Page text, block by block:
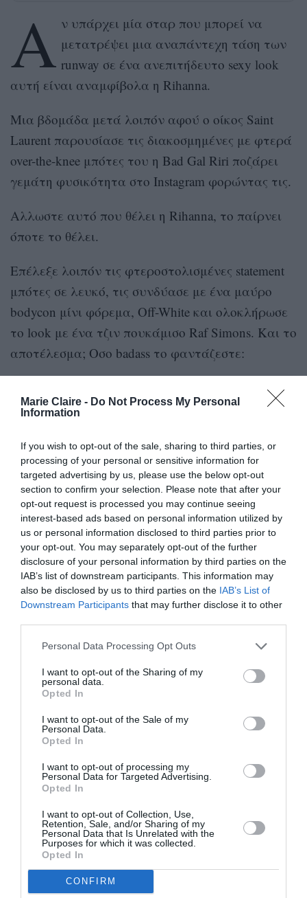
Marie Claire - Do Not Process My Personal
Information
If you wish to opt-out of the sale, sharing to third parties, or
processing of your personal or sensitive information for
targeted advertising by us, please use the below opt-out
section to confirm your selection. Please note that after your
opt-out request is processed you may continue seeing
interest-based ads based on personal information utilized by
us or personal information disclosed to third parties prior to
your opt-out. You may separately opt-out of the further
disclosure of your personal information by third parties on the
IAB’s list of downstream participants. This information may
also be disclosed by us to third parties on the IAB’s List of
Downstream Participants that may further disclose it to other
Personal Data Processing Opt Outs
I want to opt-out of the Sharing of my
personal data.
Opted In
I want to opt-out of the Sale of my
Personal Data.
Opted In
I want to opt-out of processing my
Personal Data for Targeted Advertising.
Opted In
I want to opt-out of Collection, Use,
Retention, Sale, and/or Sharing of my
Personal Data that Is Unrelated with the
Purposes for which it was collected.
Opted In
CONFIRM
A ν υπάρχει μία σταρ που μπορεί να
μετατρέψει μια αναπάντεχη τάση των
runway σε ένα ανεπιτήδευτο sexy look
αυτή είναι αναμφίβολα η Rihanna.
Mια βδομάδα μετά λοιπόν αφού ο oίκος Saint
Laurent παρουσίασε τις διακοσμημένες με φτερά
over-the-knee μπότες του η Bad Gal Riri ποζάρει
γεμάτη φυσικότητα στο Instagram φορώντας τις.
Αλλωστε αυτό που θέλει η Rihanna, το παίρνει
όποτε το θέλει.
Επέλεξε λοιπόν τις φτεροστολισμένες statement
μπότες σε λευκό, τις συνδύασε με ένα μαύρο
bodycon μίνι φόρεμα, Off-White και ολοκλήρωσε
το look με ένα τζιν πουκάμισο Raf Simons. Και το
αποτέλεσμα; Οσο badass το φαντάζεστε:
A post shared by badgalriri (@badgalriri) on
ADVERTISEMENT - CONTINUE READING BELOW
RELATED STORY